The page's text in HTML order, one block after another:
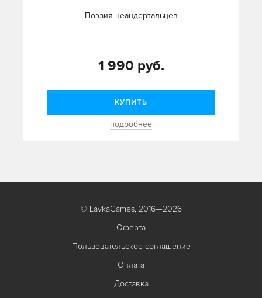
Поэзия неандертальцев
1 990 руб.
КУПИТЬ
подробнее
© LavkaGames, 2016—2026
Оферта
Пользовательское соглашение
Оплата
Доставка